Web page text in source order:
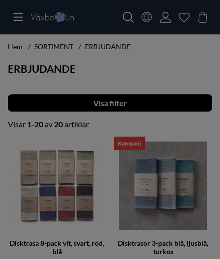
Hem SORTIMENT ERBJUDANDE
ERBJUDANDE
Filtrera
Visar 1-20av 20artiklar
Disktrasa 8-pack vit, svart, röd,
blå
Kampanj
Disktrasor 3-pack blå, ljusblå,
turkos